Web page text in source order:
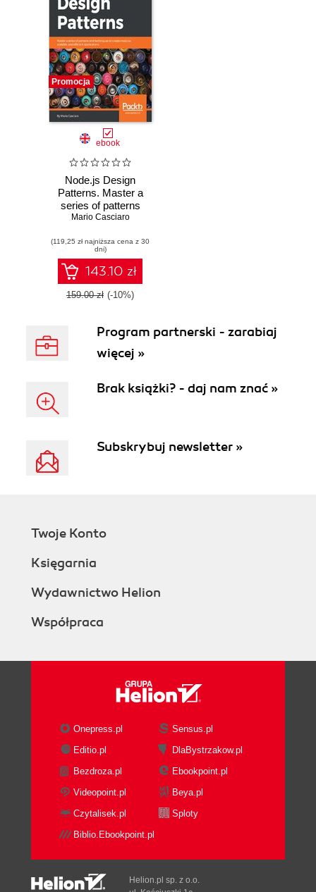
Promocja
ebook
Node.js Design
Patterns. Master a
series of patterns
and techniques to
scalable, and
efficient
applications
Mario Casciaro
(119,25 zł najniższa cena z 30
dni)
143.10 zł
159.00 zł (-10%)
Program partnerski - zarabiaj
więcej »
Brak książki? - daj nam znać »
Subskrybuj newsletter »
Twoje Konto
Księgarnia
Wydawnictwo Helion
Współpraca
Onepress.pl
Sensus.pl
Editio.pl
DlaBystrzakow.pl
Bezdroza.pl
Ebookpoint.pl
Videopoint.pl
Beya.pl
Czytalisek.pl
Sploty
Biblio.Ebookpoint.pl
Helion.pl sp. z o.o.